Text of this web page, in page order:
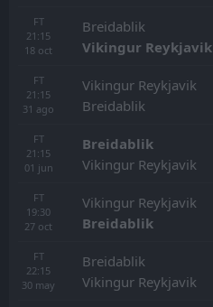
FT
21:15
18 oct
Breidablik
Vikingur Reykjavik
FT
21:15
31 ago
Vikingur Reykjavik
Breidablik
FT
21:15
01 jun
Breidablik
Vikingur Reykjavik
FT
19:30
27 oct
Vikingur Reykjavik
Breidablik
FT
22:15
30 may
Breidablik
Vikingur Reykjavik